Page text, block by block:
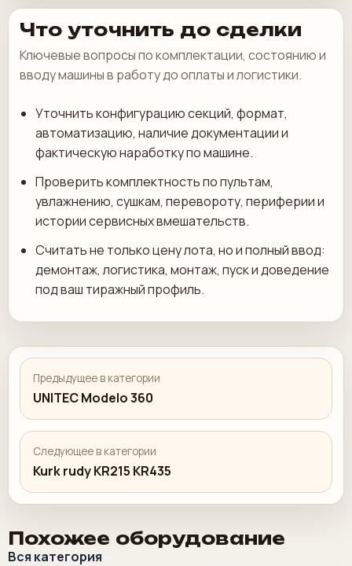
Что уточнить до сделки
Ключевые вопросы по комплектации, состоянию и
вводу машины в работу до оплаты и логистики.
Уточнить конфигурацию секций, формат,
автоматизацию, наличие документации и
фактическую наработку по машине.
Проверить комплектность по пультам,
увлажнению, сушкам, перевороту, периферии и
истории сервисных вмешательств.
Считать не только цену лота, но и полный ввод:
демонтаж, логистика, монтаж, пуск и доведение
под ваш тиражный профиль.
Предыдущее в категории
UNITEC Modelo 360
Следующее в категории
Kurk rudy KR215 KR435
Похожее оборудование
Вся категория